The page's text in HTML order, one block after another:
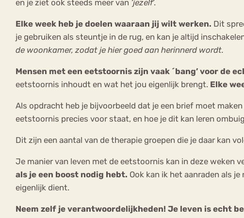
en je ziet ook steeds meer van ‘jezelf‘.
Elke week heb je doelen waaraan jij wilt werken. Dit
je gebruiken als steuntje in de rug, en kan je altijd
de woonkamer, zodat je hier goed aan herinnerd wordt.
Mensen met een eetstoornis zijn vaak ´bang’ voor de
eetstoornis inhoudt en wat het jou eigenlijk brengt. Elke
Als opdracht heb je bijvoorbeeld dat je een brief moet
eetstoornis precies voor staat, en hoe je dit kan leren
Dit zijn een aantal van de therapie groepen die je daar kan
Je manier van leven met de eetstoornis kan in deze weken
als je een boost nodig hebt. Ook kan ik het aanraden als
eigenlijk dient.
Neem zelf je verantwoordelijkheden! Je leven is echt